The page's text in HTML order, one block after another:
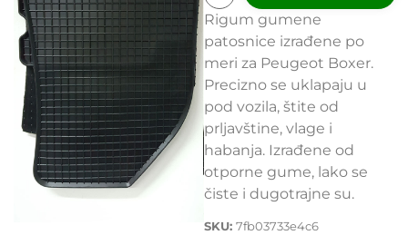
Rigum gumene
patosnice izrađene po
meri za Peugeot Boxer.
Precizno se uklapaju u
pod vozila, štite od
prljavštine, vlage i
habanja. Izrađene od
otporne gume, lako se
čiste i dugotrajne su.
SKU: 7fb03733e4c6